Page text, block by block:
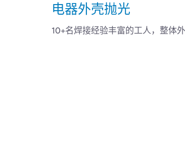
电器外壳抛光
10+名焊接经验丰富的工人，整体外